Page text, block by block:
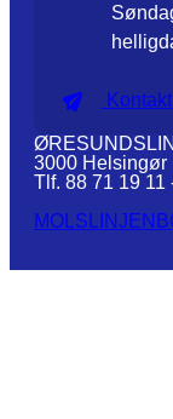
3000 Helsingør
Tlf. 88 71 19 11
MOLSLINJEN